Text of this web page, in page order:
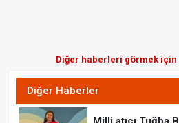
Diğer haberleri görmek için
Diğer Haberler